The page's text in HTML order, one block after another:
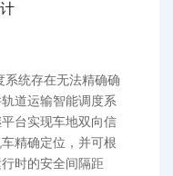
系统存在无法精确确
道运输智能调度系
台实现车地双向信
精确定位，并可根
时的安全间隔距